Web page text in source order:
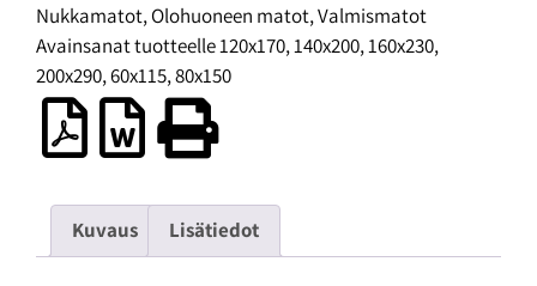
Nukkamatot,Olohuoneen matot,Valmismatot
Avainsanat tuotteelle120x170,140x200,160x230,
200x290,60x115,80x150
Kuvaus Lisätiedot